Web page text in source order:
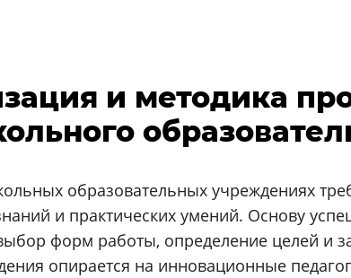
и методика
образовательных учреждениях
и практических умений. Основу
форм работы, определение целей и
опирается на инновационные